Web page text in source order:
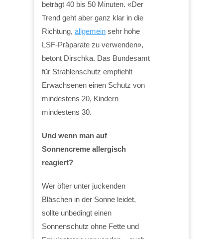
beträgt 40 bis 50 Minuten. «Der
Trend geht aber ganz klar in die
Richtung, allgemein sehr hohe
LSF-Präparate zu verwenden»,
betont Dirschka. Das Bundesamt
für Strahlenschutz empfiehlt
Erwachsenen einen Schutz von
mindestens 20, Kindern
mindestens 30.
Und wenn man auf
Sonnencreme allergisch
reagiert?
Wer öfter unter juckenden
Bläschen in der Sonne leidet,
sollte unbedingt einen
Sonnenschutz ohne Fette und